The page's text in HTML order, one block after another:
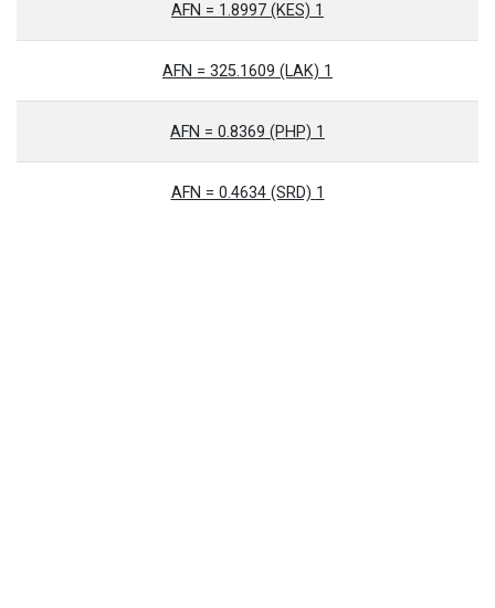
1 AFN = 1.8997 (KES)
1 AFN = 325.1609 (LAK)
1 AFN = 0.8369 (PHP)
1 AFN = 0.4634 (SRD)